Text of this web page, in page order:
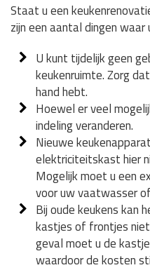
Staat u een
zijn een aantal dingen
U kunt tijdelijk geen
keukenruimte. Zorg
hand hebt.
Hoewel er veel
indeling veranderen.
Nieuwe
elektriciteitskast hier
Mogelijk moet u een
voor uw vaatwasser
Bij oude keukens kan
kastjes of frontjes
geval moet u de
waardoor de kosten